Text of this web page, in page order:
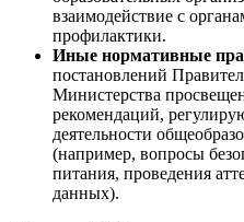
взаимодействие с
профилактики.
Иные нормативные
постановлений
Министерства
рекомендаций,
деятельности
(например, вопросы
питания, проведения
данных).